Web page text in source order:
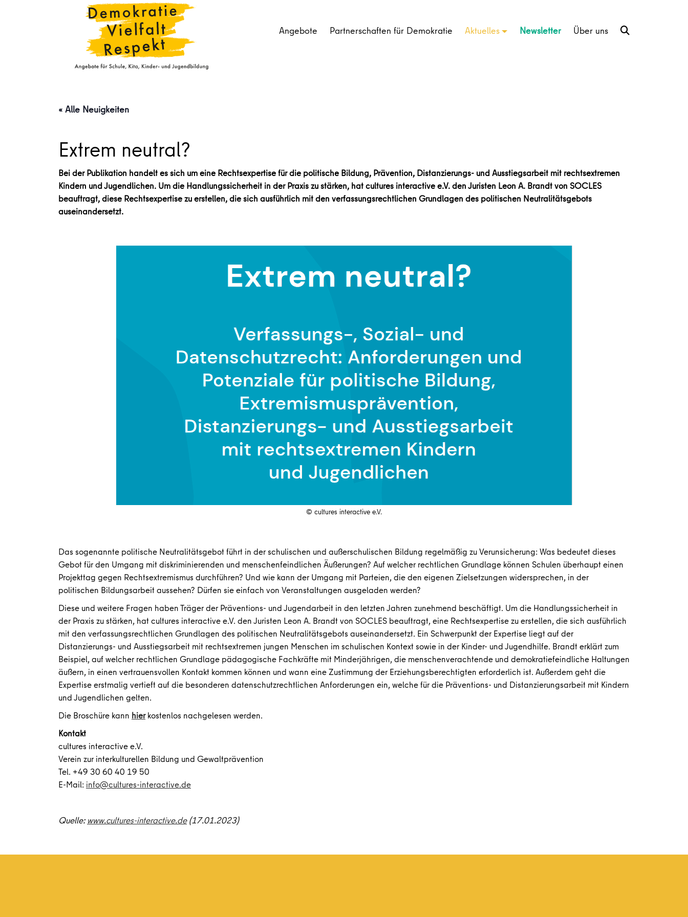
Angebote Partnerschaften für Demokratie Aktuelles Newsletter Über uns
« Alle Neuigkeiten
Extrem neutral?
Bei der Publikation handelt es sich um eine Rechtsexpertise für die politische Bildung, Prävention, Distanzierungs- und Ausstiegsarbeit mit rechtsextremen
Kindern und Jugendlichen. Um die Handlungssicherheit in der Praxis zu stärken, hat cultures interactive e.V. den Juristen Leon A. Brandt von SOCLES
beauftragt, diese Rechtsexpertise zu erstellen, die sich ausführlich mit den verfassungsrechtlichen Grundlagen des politischen Neutralitätsgebots
auseinandersetzt.
© cultures interactive e.V.
Das sogenannte politische Neutralitätsgebot führt in der schulischen und außerschulischen Bildung regelmäßig zu Verunsicherung: Was bedeutet dieses
Gebot für den Umgang mit diskriminierenden und menschenfeindlichen Äußerungen? Auf welcher rechtlichen Grundlage können Schulen überhaupt einen
Projekttag gegen Rechtsextremismus durchführen? Und wie kann der Umgang mit Parteien, die den eigenen Zielsetzungen widersprechen, in der
politischen Bildungsarbeit aussehen? Dürfen sie einfach von Veranstaltungen ausgeladen werden?
Diese und weitere Fragen haben Träger der Präventions- und Jugendarbeit in den letzten Jahren zunehmend beschäftigt. Um die Handlungssicherheit in
der Praxis zu stärken, hat cultures interactive e.V. den Juristen Leon A. Brandt von SOCLES beauftragt, eine Rechtsexpertise zu erstellen, die sich ausführlich
mit den verfassungsrechtlichen Grundlagen des politischen Neutralitätsgebots auseinandersetzt. Ein Schwerpunkt der Expertise liegt auf der
Distanzierungs- und Ausstiegsarbeit mit rechtsextremen jungen Menschen im schulischen Kontext sowie in der Kinder- und Jugendhilfe. Brandt erklärt zum
Beispiel, auf welcher rechtlichen Grundlage pädagogische Fachkräfte mit Minderjährigen, die menschenverachtende und demokratiefeindliche Haltungen
äußern, in einen vertrauensvollen Kontakt kommen können und wann eine Zustimmung der Erziehungsberechtigten erforderlich ist. Außerdem geht die
Expertise erstmalig vertieft auf die besonderen datenschutzrechtlichen Anforderungen ein, welche für die Präventions- und Distanzierungsarbeit mit Kindern
und Jugendlichen gelten.
Die Broschüre kann hierkostenlos nachgelesen werden.
Kontakt
cultures interactive e.V.
Verein zur interkulturellen Bildung und Gewaltprävention
Tel. +49 30 60 40 19 50
E-Mail: info@cultures-interactive.de
Quelle: www.cultures-interactive.de(17.01.2023)